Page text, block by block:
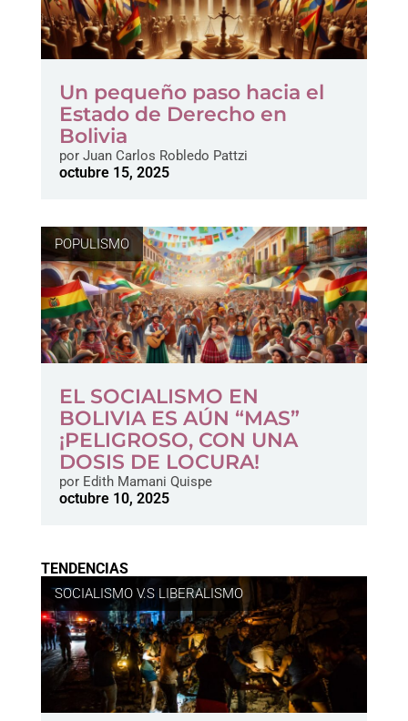
Un pequeño paso hacia el
Estado de Derecho en
Bolivia
porJuan Carlos Robledo Pattzi
octubre 15, 2025
POPULISMO
EL SOCIALISMO EN
BOLIVIA ES AÚN “MAS”
¡PELIGROSO, CON UNA
DOSIS DE LOCURA!
porEdith Mamani Quispe
octubre 10, 2025
TENDENCIAS
SOCIALISMO V.S LIBERALISMO